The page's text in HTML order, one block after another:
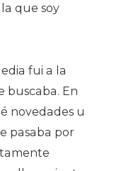
que soy
fui a la
buscaba. En
novedades u
pasaba por